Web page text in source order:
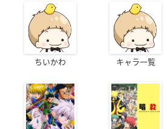
ちいかわ キャラ一覧